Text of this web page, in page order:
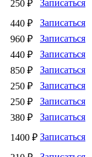
250 ₽
Записаться
440 ₽
Записаться
960 ₽
Записаться
440 ₽
Записаться
850 ₽
Записаться
250 ₽
Записаться
250 ₽
Записаться
380 ₽
Записаться
1400 ₽ Записаться